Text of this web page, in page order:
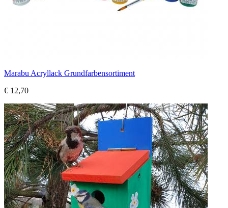
Marabu Acryllack Grundfarbensortiment
€ 12,70